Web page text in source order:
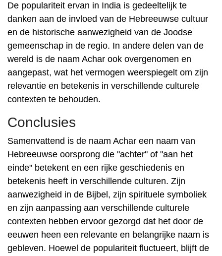
De populariteit ervan in India is gedeeltelijk te
danken aan de invloed van de Hebreeuwse cultuur
en de historische aanwezigheid van de Joodse
gemeenschap in de regio. In andere delen van de
wereld is de naam Achar ook overgenomen en
aangepast, wat het vermogen weerspiegelt om zijn
relevantie en betekenis in verschillende culturele
contexten te behouden.
Conclusies
Samenvattend is de naam Achar een naam van
Hebreeuwse oorsprong die "achter" of "aan het
einde" betekent en een rijke geschiedenis en
betekenis heeft in verschillende culturen. Zijn
aanwezigheid in de Bijbel, zijn spirituele symboliek
en zijn aanpassing aan verschillende culturele
contexten hebben ervoor gezorgd dat het door de
eeuwen heen een relevante en belangrijke naam is
gebleven. Hoewel de populariteit fluctueert, blijft de